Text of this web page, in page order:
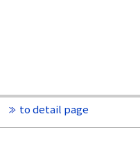
to detail page